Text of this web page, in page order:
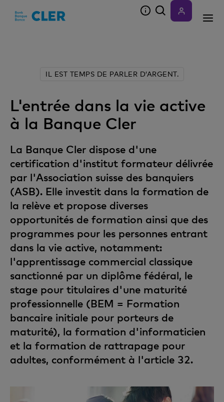
IL EST TEMPS DE PARLER D’ARGENT.
L'entrée dans la vie active
à la Banque Cler
La Banque Cler dispose d'une
certification d'institut formateur délivrée
par l'Association suisse des banquiers
(ASB). Elle investit dans la formation de
la relève et propose diverses
opportunités de formation ainsi que des
programmes pour les personnes entrant
dans la vie active, notamment:
l'apprentissage commercial classique
sanctionné par un diplôme fédéral, le
stage pour titulaires d'une maturité
professionnelle (BEM = Formation
bancaire initiale pour porteurs de
maturité), la formation d'informaticien
et la formation de rattrapage pour
adultes, conformément à l'article 32.